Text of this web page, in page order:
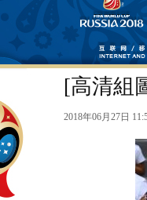
[高清組
2018年06月27日